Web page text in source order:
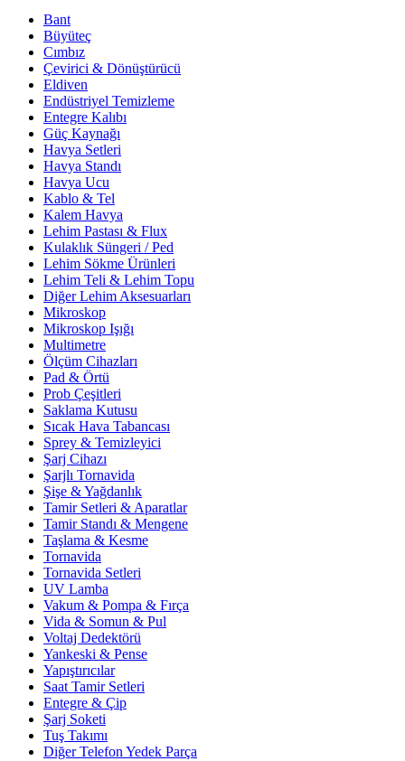
Bant
Büyüteç
Cımbız
Çevirici & Dönüştürücü
Eldiven
Endüstriyel Temizleme
Entegre Kalıbı
Güç Kaynağı
Havya Setleri
Havya Standı
Havya Ucu
Kablo & Tel
Kalem Havya
Lehim Pastası & Flux
Kulaklık Süngeri / Ped
Lehim Sökme Ürünleri
Lehim Teli & Lehim Topu
Diğer Lehim Aksesuarları
Mikroskop
Mikroskop Işığı
Multimetre
Ölçüm Cihazları
Pad & Örtü
Prob Çeşitleri
Saklama Kutusu
Sıcak Hava Tabancası
Sprey & Temizleyici
Şarj Cihazı
Şarjlı Tornavida
Şişe & Yağdanlık
Tamir Setleri & Aparatlar
Tamir Standı & Mengene
Taşlama & Kesme
Tornavida
Tornavida Setleri
UV Lamba
Vakum & Pompa & Fırça
Vida & Somun & Pul
Voltaj Dedektörü
Yankeski & Pense
Yapıştırıcılar
Saat Tamir Setleri
Entegre & Çip
Şarj Soketi
Tuş Takımı
Diğer Telefon Yedek Parça